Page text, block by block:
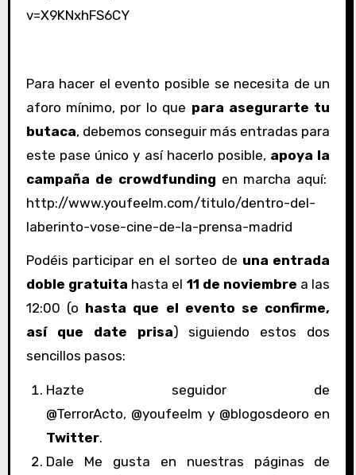
v=X9KNxhFS6CY
Para hacer el evento posible se necesita de un
aforo mínimo, por lo que para asegurarte tu
butaca, debemos conseguir más entradas para
este pase único y así hacerlo posible, apoya la
campaña de crowdfunding en marcha aquí:
http://www.youfeelm.com/titulo/dentro-del-
laberinto-vose-cine-de-la-prensa-madrid
Podéis participar en el sorteo de una entrada
doble gratuita hasta el 11 de noviembre a las
12:00 (o hasta que el evento se confirme,
así que date prisa) siguiendo estos dos
sencillos pasos:
Hazte seguidor de
@TerrorActo, @youfeelm y @blogosdeoro en
Twitter.
Dale Me gusta en nuestras páginas de